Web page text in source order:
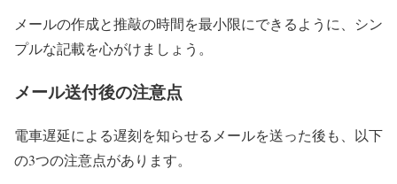
メールの作成と推敲の時間を最小限にできるように、シン
プルな記載を心がけましょう。
メール送付後の注意点
電車遅延による遅刻を知らせるメールを送った後も、以下
の3つの注意点があります。